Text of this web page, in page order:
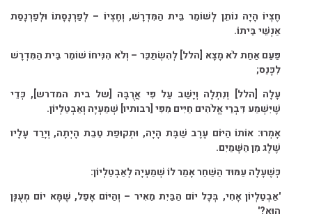
חֶצְיוֹ הָיָה נוֹתֵן לְשׁוֹמֵר בֵּית הַמִּדְרָשׁ, וְחֶצְיוֹ – לְפַרְנָסָתוֹ וּלְפַרְנָסַת
אַנְשֵׁי בֵּיתוֹ.
פַּעַם אַחַת לֹא מָצָא [הלל] לְהִשְׂתַּכֵּר – וְלֹא הִנִּיחוֹ שׁוֹמֵר בֵּית הַמִּדְרָשׁ
לִכָּנֵס;
עָלָה [הלל] וְנִתְלָה וְיָשַׁב עַל פִּי אֲרֻבָּה [של בית המדרש], כְּדֵי
שֶׁיִּשְׁמַע דִּבְרֵי אֱלֹהִים חַיִּים מִפִּי [רבותיו] שְׁמַעְיָה וְאַבְטַלְיוֹן.
אָמְרוּ: אוֹתוֹ הַיּוֹם עֶרֶב שַׁבָּת הָיָה, וּתְקוּפַת טֵבֵת הָיְתָה, וְיָרַד עָלָיו
שֶׁלֶג מִן הַשָּׁמַיִם.
כְּשֶׁעָלָה עַמּוּד הַשַּׁחַר אָמַר לוֹ שְׁמַעְיָה לְאַבְטַלְיוֹן:
'אַבְטַלְיוֹן אָחִי, בְּכָל יוֹם הַבַּיִת מֵאִיר – וְהַיּוֹם אָפֵל, שֶׁמָּא יוֹם מְעֻנָּן
הוּא?'